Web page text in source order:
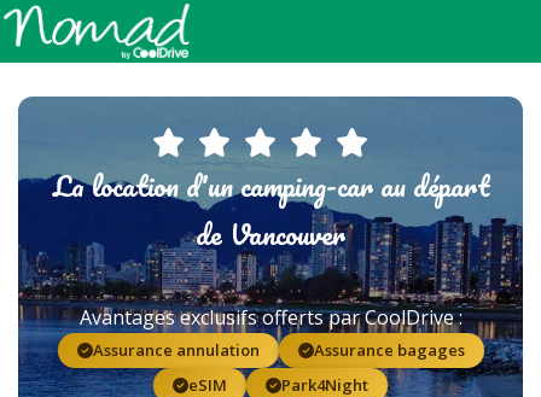
La location d'un camping-car au départ
de Vancouver
Avantages exclusifs offerts par CoolDrive :
Assurance annulation
Assurance bagages
eSIM
Park4Night